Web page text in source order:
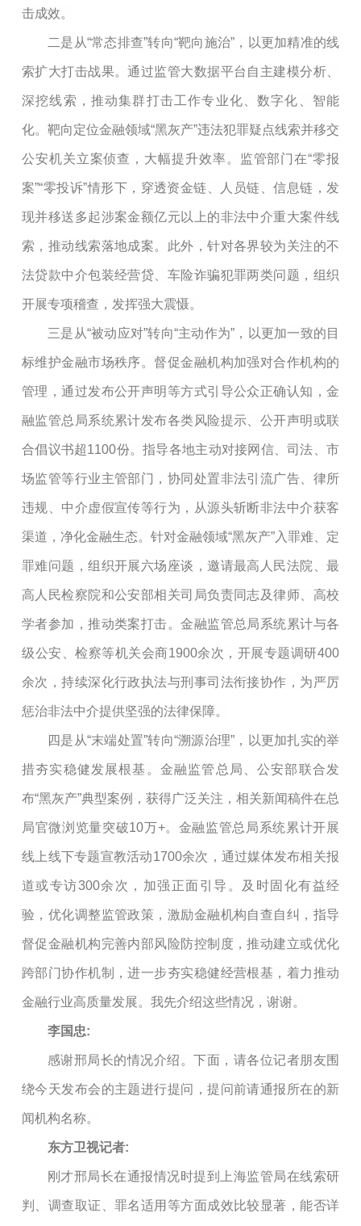
击成效。
二是从“常态排查”转向“靶向施治”，以更加精准的线
索扩大打击战果。通过监管大数据平台自主建模分析、
深挖线索，推动集群打击工作专业化、数字化、智能
化。靶向定位金融领域“黑灰产”违法犯罪疑点线索并移交
公安机关立案侦查，大幅提升效率。监管部门在“零报
案”“零投诉”情形下，穿透资金链、人员链、信息链，发
现并移送多起涉案金额亿元以上的非法中介重大案件线
索，推动线索落地成案。此外，针对各界较为关注的不
法贷款中介包装经营贷、车险诈骗犯罪两类问题，组织
开展专项稽查，发挥强大震慑。
三是从“被动应对”转向“主动作为”，以更加一致的目
标维护金融市场秩序。督促金融机构加强对合作机构的
管理，通过发布公开声明等方式引导公众正确认知，金
融监管总局系统累计发布各类风险提示、公开声明或联
合倡议书超1100份。指导各地主动对接网信、司法、市
场监管等行业主管部门，协同处置非法引流广告、律所
违规、中介虚假宣传等行为，从源头斩断非法中介获客
渠道，净化金融生态。针对金融领域“黑灰产”入罪难、定
罪难问题，组织开展六场座谈，邀请最高人民法院、最
高人民检察院和公安部相关司局负责同志及律师、高校
学者参加，推动类案打击。金融监管总局系统累计与各
级公安、检察等机关会商1900余次，开展专题调研400
余次，持续深化行政执法与刑事司法衔接协作，为严厉
惩治非法中介提供坚强的法律保障。
四是从“末端处置”转向“溯源治理”，以更加扎实的举
措夯实稳健发展根基。金融监管总局、公安部联合发
布“黑灰产”典型案例，获得广泛关注，相关新闻稿件在总
局官微浏览量突破10万+。金融监管总局系统累计开展
线上线下专题宣教活动1700余次，通过媒体发布相关报
道或专访300余次，加强正面引导。及时固化有益经
验，优化调整监管政策，激励金融机构自查自纠，指导
督促金融机构完善内部风险防控制度，推动建立或优化
跨部门协作机制，进一步夯实稳健经营根基，着力推动
金融行业高质量发展。我先介绍这些情况，谢谢。
李国忠:
感谢邢局长的情况介绍。下面，请各位记者朋友围
绕今天发布会的主题进行提问，提问前请通报所在的新
闻机构名称。
东方卫视记者:
刚才邢局长在通报情况时提到上海监管局在线索研
判、调查取证、罪名适用等方面成效比较显著，能否详